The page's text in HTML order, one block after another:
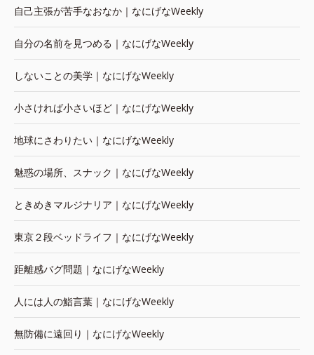
自己主張が苦手なおなか｜なにげなWeekly
自分の名前を見つめる｜なにげなWeekly
しないことの美学｜なにげなWeekly
小さければ小さいほど｜なにげなWeekly
地球にさわりたい｜なにげなWeekly
魅惑の場所、スナック｜なにげなWeekly
ときめきマルジナリア｜なにげなWeekly
東京２段ベッドライフ｜なにげなWeekly
距離感バグ問題｜なにげなWeekly
人には人の鮨言葉｜なにげなWeekly
無防備に遠回り｜なにげなWeekly